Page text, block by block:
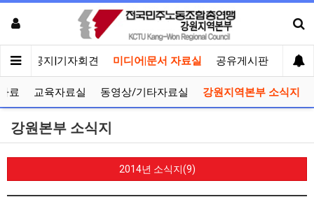
인 공지|기자회견 미디어|문서 자료실 공유게시판 선거
료 교육자료실 동영상/기타자료실 강원지역본부 소식지
강원본부 소식지
2014년 소식지(9)